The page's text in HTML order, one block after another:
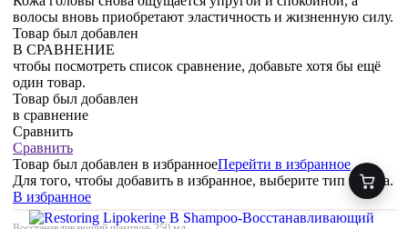
волосы вновь приобретают эластичность и жизненную силу.
Товар был добавлен
В СРАВНЕНИЕ
чтобы посмотреть список сравнение, добавьте хотя бы ещё
один товар.
Товар был добавлен
в сравнение
Сравнить
Сравнить
Товар был добавлен в избранноеПерейти в избранное
Для того, чтобы добавить в избранное, выберите тип товара.
В избранное